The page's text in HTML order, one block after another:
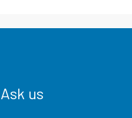
Ask us